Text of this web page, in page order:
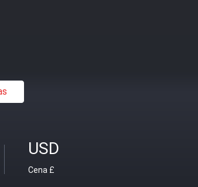
USD
Cena £